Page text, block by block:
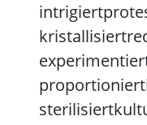
intrigiert
kristallisiert
proportioniert
sterilisiert